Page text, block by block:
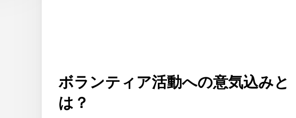
ボランティア活動への意気込みと
は？